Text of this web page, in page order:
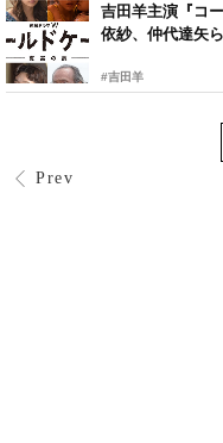
吉田羊主演『コ
依紗、仲代達矢ら
#吉田羊
Prev